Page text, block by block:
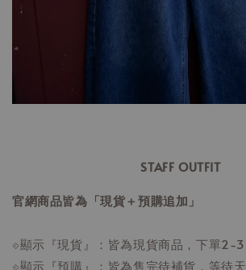
STAFF OUTFIT
官網商品皆為「現貨＋預購追加」
⟐顯示『現貨』：皆為現貨商品，下單2-3
⟐顯示『預購』：皆為售完待補貨，等待